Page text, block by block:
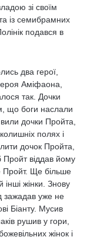
зі своїм
із семибрамних
подався в
два герої,
Аміфаона,
так. Дочки
що боги наслали
дочки Пройта,
полях і
дочок Пройта,
Пройт віддав йому
Пройт. Ще більше
жінки. Знову
уже не
Біанту. Мусив
рушив у гори,
жінок і